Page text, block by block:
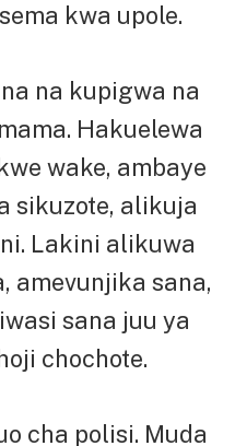
kwa upole.
na kupigwa na
Hakuelewa
wake, ambaye
sikuzote, alikuja
Lakini alikuwa
amevunjika sana,
sana juu ya
chochote.
cha polisi. Muda